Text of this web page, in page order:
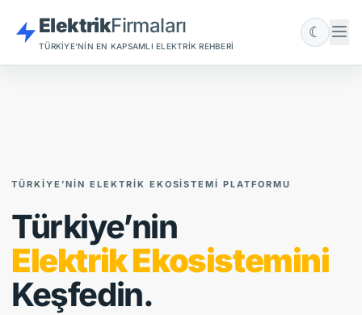
ElektrikFirmaları
TÜRKIYE'NIN EN KAPSAMLI ELEKTRIK REHBERI
☾
TÜRKIYE’NIN ELEKTRIK EKOSISTEMI PLATFORMU
Türkiye’nin
Elektrik Ekosistemini
Keşfedin.